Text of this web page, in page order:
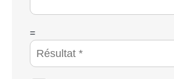
g
*
C
A
T
=